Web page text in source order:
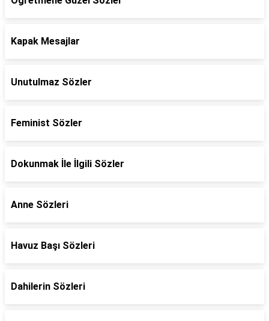
Kapak Mesajlar
Unutulmaz Sözler
Feminist Sözler
Dokunmak İle İlgili Sözler
Anne Sözleri
Havuz Başı Sözleri
Dahilerin Sözleri